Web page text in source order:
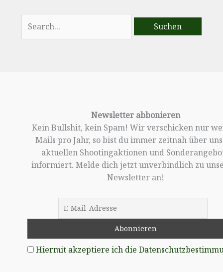
nach:
Newsletter abbonieren
Kein Bullshit, kein Spam! Wir verschicken nur
Mails pro Jahr, so bist du immer zeitnah über
aktuellen Shootingaktionen und
informiert. Melde dich jetzt unverbindlich zu
Newsletter an!
Hiermit akzeptiere ich die